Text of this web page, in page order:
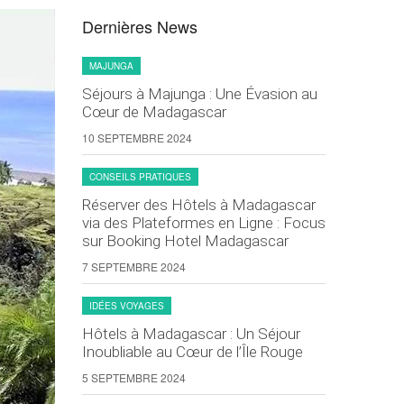
Dernières News
MAJUNGA
Séjours à Majunga : Une Évasion au
Cœur de Madagascar
10 SEPTEMBRE 2024
CONSEILS PRATIQUES
Réserver des Hôtels à Madagascar
via des Plateformes en Ligne : Focus
sur Booking Hotel Madagascar
7 SEPTEMBRE 2024
IDÉES VOYAGES
Hôtels à Madagascar : Un Séjour
Inoubliable au Cœur de l’Île Rouge
5 SEPTEMBRE 2024